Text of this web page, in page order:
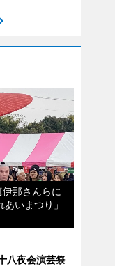
那さんらに
いまつり」
八夜会演芸祭